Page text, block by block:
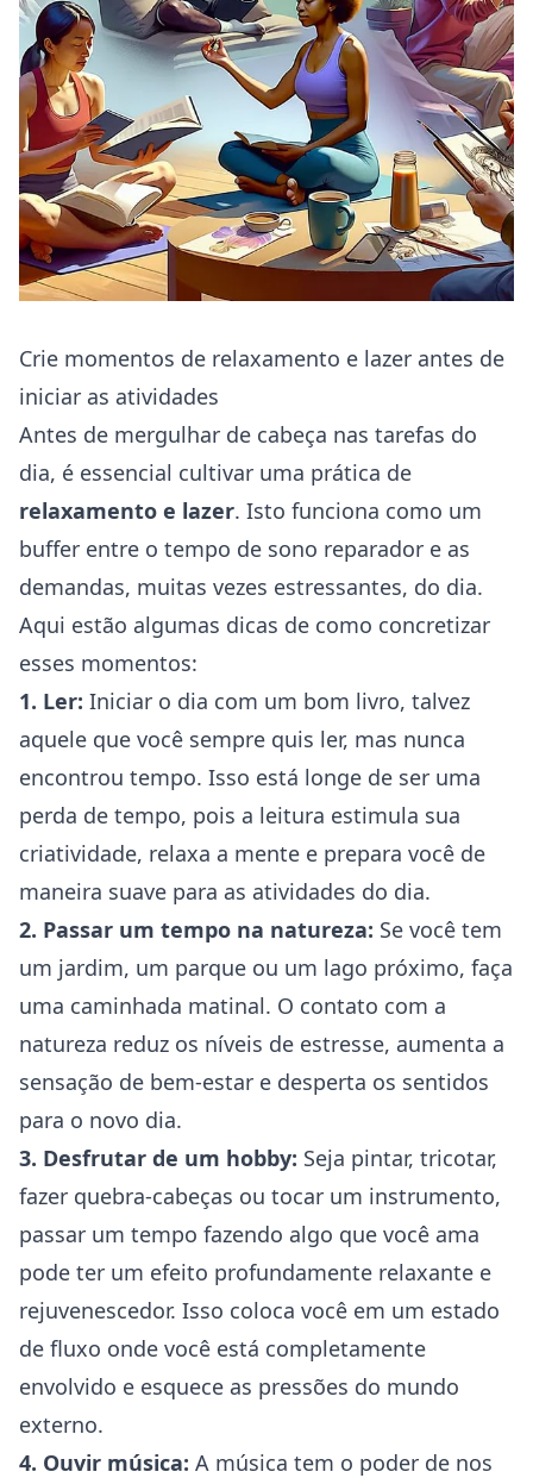
Crie momentos de relaxamento e lazer antes de
iniciar as atividades
Antes de mergulhar de cabeça nas tarefas do
dia, é essencial cultivar uma prática de
relaxamento e lazer. Isto funciona como um
buffer entre o tempo de sono reparador e as
demandas, muitas vezes estressantes, do dia.
Aqui estão algumas dicas de como concretizar
esses momentos:
1. Ler: Iniciar o dia com um bom livro, talvez
aquele que você sempre quis ler, mas nunca
encontrou tempo. Isso está longe de ser uma
perda de tempo, pois a leitura estimula sua
criatividade, relaxa a mente e prepara você de
maneira suave para as atividades do dia.
2. Passar um tempo na natureza: Se você tem
um jardim, um parque ou um lago próximo, faça
uma caminhada matinal. O contato com a
natureza reduz os níveis de estresse, aumenta a
sensação de bem-estar e desperta os sentidos
para o novo dia.
3. Desfrutar de um hobby: Seja pintar, tricotar,
fazer quebra-cabeças ou tocar um instrumento,
passar um tempo fazendo algo que você ama
pode ter um efeito profundamente relaxante e
rejuvenescedor. Isso coloca você em um estado
de fluxo onde você está completamente
envolvido e esquece as pressões do mundo
externo.
4. Ouvir música: A música tem o poder de nos